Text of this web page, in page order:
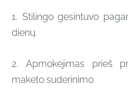
1. Stilingo gesintuvo
dienų.
2. Apmokėjimas prieš
maketo suderinimo.